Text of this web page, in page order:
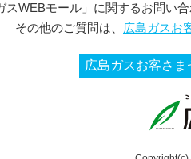
スWEBモール」に関するお問い
その他のご質問は、 広島ガスお
広島ガスお客さ